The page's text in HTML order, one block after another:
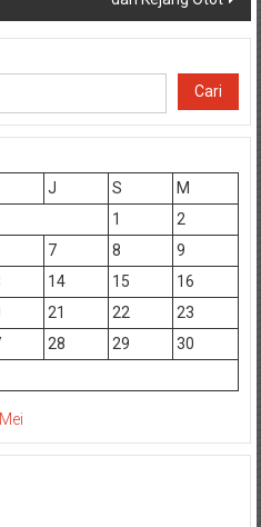
Cari
J S
M
1
2
7 8
9
14 15
16
21 22
23
28 29
30